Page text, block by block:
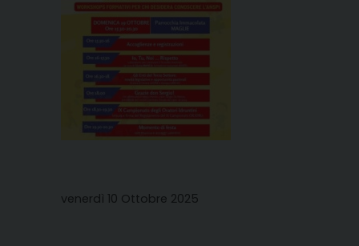
venerdì 10 Ottobre 2025